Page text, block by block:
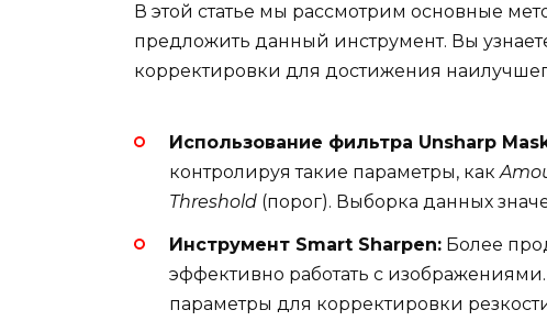
В этой статье мы рассмотрим основные
предложить данный инструмент. Вы
корректировки для достижения
Использование фильтра Unsharp
контролируя такие параметры, как
Threshold (порог). Выборка данных
Инструмент Smart Sharpen: Более
эффективно работать с
параметры для корректировки